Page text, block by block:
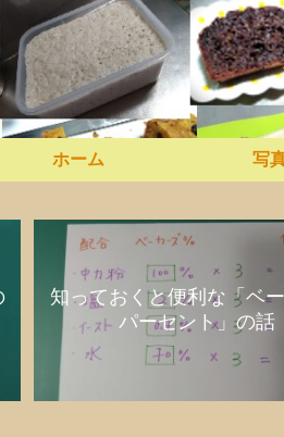
ホーム 写
知っておくと便利な「ベ
パーセント」の話